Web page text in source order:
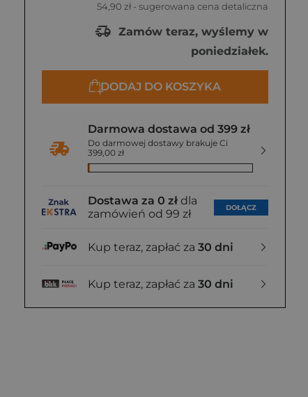
54,90 zł - sugerowana cena detaliczna
Zamów teraz, wyślemy w
poniedziałek.
DODAJ DO KOSZYKA
Darmowa dostawa od 399 zł
Do darmowej dostawy brakuje Ci
399,00 zł
Dostawa za 0 zł dla
zamówień od 99 zł
DOŁĄCZ
Kup teraz, zapłać za 30 dni
Kup teraz, zapłać za 30 dni